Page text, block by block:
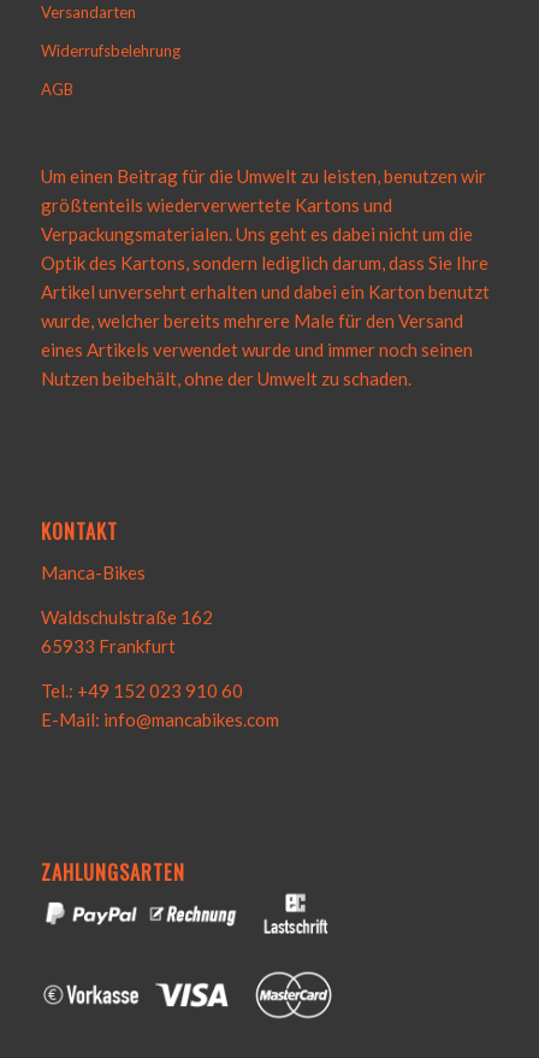
Versandarten
Widerrufsbelehrung
AGB
Um einen Beitrag für die Umwelt zu leisten, benutzen wir
größtenteils wiederverwertete Kartons und
Verpackungsmaterialen. Uns geht es dabei nicht um die
Optik des Kartons, sondern lediglich darum, dass Sie Ihre
Artikel unversehrt erhalten und dabei ein Karton benutzt
wurde, welcher bereits mehrere Male für den Versand
eines Artikels verwendet wurde und immer noch seinen
Nutzen beibehält, ohne der Umwelt zu schaden.
KONTAKT
Manca-Bikes
Waldschulstraße 162
65933 Frankfurt
Tel.: +49 152 023 910 60
E-Mail: info@mancabikes.com
ZAHLUNGSARTEN